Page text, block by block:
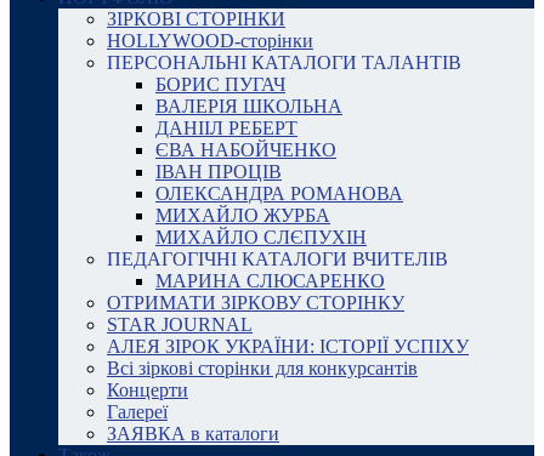
ЗІРКОВІ СТОРІНКИ
HOLLYWOOD-сторінки
ПЕРСОНАЛЬНІ КАТАЛОГИ ТАЛАНТІВ
БОРИС ПУГАЧ
ВАЛЕРІЯ ШКОЛЬНА
ДАНІІЛ РЕБЕРТ
ЄВА НАБОЙЧЕНКО
ІВАН ПРОЦІВ
ОЛЕКСАНДРА РОМАНОВА
МИХАЙЛО ЖУРБА
МИХАЙЛО СЛЄПУХІН
ПЕДАГОГІЧНІ КАТАЛОГИ ВЧИТЕЛІВ
МАРИНА СЛЮСАРЕНКО
ОТРИМАТИ ЗІРКОВУ СТОРІНКУ
STAR JOURNAL
АЛЕЯ ЗІРОК УКРАЇНИ: ІСТОРІЇ УСПІХУ
Всі зіркові сторінки для конкурсантів
Концерти
Галереї
ЗАЯВКА в каталоги